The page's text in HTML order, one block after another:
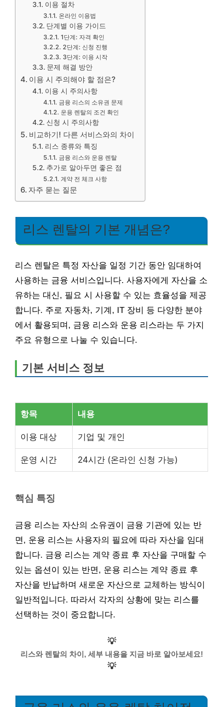
이용 절차
온라인 이용법
단계별 이용 가이드
1단계: 자격 확인
2단계: 신청 진행
3단계: 이용 시작
문제 해결 방안
이용 시 주의해야 할 점은?
이용 시 주의사항
금융 리스의 소유권 문제
운용 렌탈의 조건 확인
신청 시 주의사항
비교하기! 다른 서비스와의 차이
리스 종류와 특징
금융 리스와 운용 렌탈
추가로 알아두면 좋은 점
계약 전 체크 사항
자주 묻는 질문
리스 렌탈의 기본 개념은?
리스 렌탈은 특정 자산을 일정 기간 동안 임대하여
사용하는 금융 서비스입니다. 사용자에게 자산을 소
유하는 대신, 필요 시 사용할 수 있는 효율성을 제공
합니다. 주로 자동차, 기계, IT 장비 등 다양한 분야
에서 활용되며, 금융 리스와 운용 리스라는 두 가지
주요 유형으로 나눌 수 있습니다.
기본 서비스 정보
항목 내용
이용 대상 기업 및 개인
운영 시간 24시간 (온라인 신청 가능)
핵심 특징
금융 리스는 자산의 소유권이 금융 기관에 있는 반
면, 운용 리스는 사용자의 필요에 따라 자산을 임대
합니다. 금융 리스는 계약 종료 후 자산을 구매할 수
있는 옵션이 있는 반면, 운용 리스는 계약 종료 후
자산을 반납하며 새로운 자산으로 교체하는 방식이
일반적입니다. 따라서 각자의 상황에 맞는 리스를
선택하는 것이 중요합니다.
💡
리스와 렌탈의 차이, 세부 내용을 지금 바로 알아보세요!
💡